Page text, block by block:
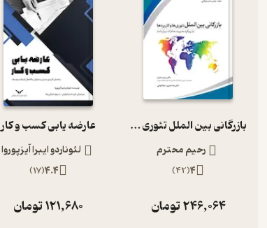
بازرگانی بین الملل تئوری ها و کاربردها
رحیم محترم
4
(
42
)
246,064تومان
عارضه یابی کسب و کار
لئوناردو ایبرا آیزپوروا
4.4
(
17
)
121,680تومان